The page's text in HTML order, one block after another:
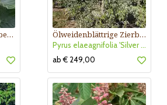
Österreichische Mehlbeere Ölweidenblättrige Zierbirne
Pyrus elaeagnifolia 'Silver Sails'
ab € 249,00